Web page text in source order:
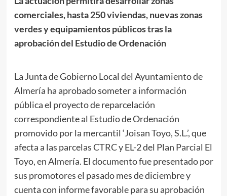
comerciales, hasta 250 viviendas, nuevas zonas
verdes y equipamientos públicos tras la
aprobación del Estudio de Ordenación
La Junta de Gobierno Local del Ayuntamiento de
Almería ha aprobado someter a información
pública el proyecto de reparcelación
correspondiente al Estudio de Ordenación
promovido por la mercantil ‘Joisan Toyo, S.L.’, que
afecta a las parcelas CTRC y EL-2 del Plan Parcial El
Toyo, en Almería. El documento fue presentado por
sus promotores el pasado mes de diciembre y
cuenta con informe favorable para su aprobación